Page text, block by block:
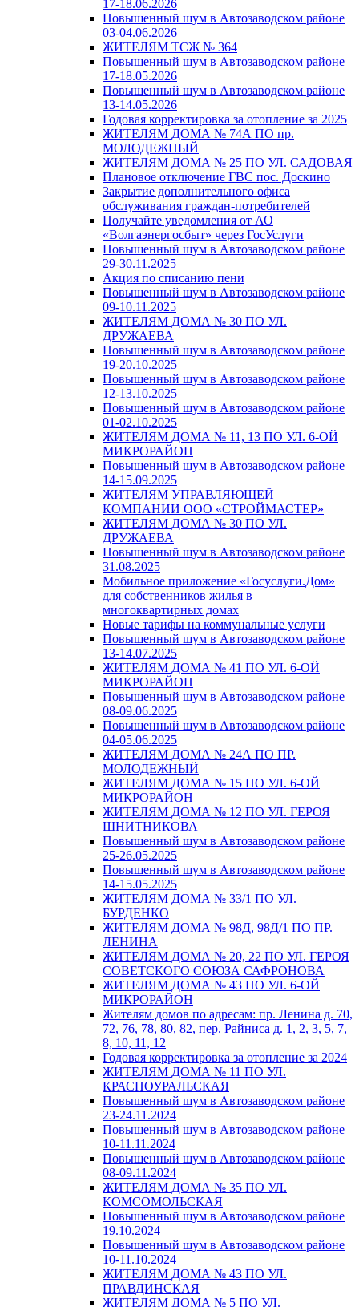
17-18.06.2026
Повышенный шум в Автозаводском районе
03-04.06.2026
ЖИТЕЛЯМ ТСЖ № 364
Повышенный шум в Автозаводском районе
17-18.05.2026
Повышенный шум в Автозаводском районе
13-14.05.2026
Годовая корректировка за отопление за 2025
ЖИТЕЛЯМ ДОМА № 74А ПО пр.
МОЛОДЕЖНЫЙ
ЖИТЕЛЯМ ДОМА № 25 ПО УЛ. САДОВАЯ
Плановое отключение ГВС пос. Доскино
Закрытие дополнительного офиса
обслуживания граждан-потребителей
Получайте уведомления от АО
«Волгаэнергосбыт» через ГосУслуги
Повышенный шум в Автозаводском районе
29-30.11.2025
Акция по списанию пени
Повышенный шум в Автозаводском районе
09-10.11.2025
ЖИТЕЛЯМ ДОМА № 30 ПО УЛ.
ДРУЖАЕВА
Повышенный шум в Автозаводском районе
19-20.10.2025
Повышенный шум в Автозаводском районе
12-13.10.2025
Повышенный шум в Автозаводском районе
01-02.10.2025
ЖИТЕЛЯМ ДОМА № 11, 13 ПО УЛ. 6-ОЙ
МИКРОРАЙОН
Повышенный шум в Автозаводском районе
14-15.09.2025
ЖИТЕЛЯМ УПРАВЛЯЮЩЕЙ
КОМПАНИИ ООО «СТРОЙМАСТЕР»
ЖИТЕЛЯМ ДОМА № 30 ПО УЛ.
ДРУЖАЕВА
Повышенный шум в Автозаводском районе
31.08.2025
Мобильное приложение «Госуслуги.Дом»
для собственников жилья в
многоквартирных домах
Новые тарифы на коммунальные услуги
Повышенный шум в Автозаводском районе
13-14.07.2025
ЖИТЕЛЯМ ДОМА № 41 ПО УЛ. 6-ОЙ
МИКРОРАЙОН
Повышенный шум в Автозаводском районе
08-09.06.2025
Повышенный шум в Автозаводском районе
04-05.06.2025
ЖИТЕЛЯМ ДОМА № 24А ПО ПР.
МОЛОДЕЖНЫЙ
ЖИТЕЛЯМ ДОМА № 15 ПО УЛ. 6-ОЙ
МИКРОРАЙОН
ЖИТЕЛЯМ ДОМА № 12 ПО УЛ. ГЕРОЯ
ШНИТНИКОВА
Повышенный шум в Автозаводском районе
25-26.05.2025
Повышенный шум в Автозаводском районе
14-15.05.2025
ЖИТЕЛЯМ ДОМА № 33/1 ПО УЛ.
БУРДЕНКО
ЖИТЕЛЯМ ДОМА № 98Д, 98Д/1 ПО ПР.
ЛЕНИНА
ЖИТЕЛЯМ ДОМА № 20, 22 ПО УЛ. ГЕРОЯ
СОВЕТСКОГО СОЮЗА САФРОНОВА
ЖИТЕЛЯМ ДОМА № 43 ПО УЛ. 6-ОЙ
МИКРОРАЙОН
Жителям домов по адресам: пр. Ленина д. 70,
72, 76, 78, 80, 82, пер. Райниса д. 1, 2, 3, 5, 7,
8, 10, 11, 12
Годовая корректировка за отопление за 2024
ЖИТЕЛЯМ ДОМА № 11 ПО УЛ.
КРАСНОУРАЛЬСКАЯ
Повышенный шум в Автозаводском районе
23-24.11.2024
Повышенный шум в Автозаводском районе
10-11.11.2024
Повышенный шум в Автозаводском районе
08-09.11.2024
ЖИТЕЛЯМ ДОМА № 35 ПО УЛ.
КОМСОМОЛЬСКАЯ
Повышенный шум в Автозаводском районе
19.10.2024
Повышенный шум в Автозаводском районе
10-11.10.2024
ЖИТЕЛЯМ ДОМА № 43 ПО УЛ.
ПРАВДИНСКАЯ
ЖИТЕЛЯМ ДОМА № 5 ПО УЛ.